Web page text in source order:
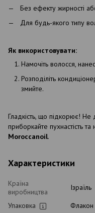
Без ефекту жирності
Для будь-якого типу
Як використовувати:
Намочіть волосся,
Розподіліть
змийте.
Гладкість, що підкорює!
приборкайте пухнастість
Moroccanoil.
Характеристики
Країна
виробництва
Ізраїль
Упаковка
Флакон